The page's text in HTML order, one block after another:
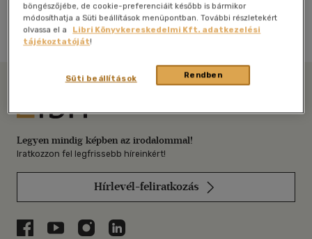
Antikvár könyv (0db)
Legyen mindig képben az irodalommal!
Iratkozzon fel legfrissebb híreinkért!
Hírlevél-feliratkozás
Libri a Facebookon
Libri a Youtube-on
Libri az Instagramon
Libri a LinkedInen
böngészőjébe, de cookie-preferenciáit később is bármikor
módosíthatja a Süti beállítások menüpontban. További részletekért
olvassa el a
Libri Könyvkereskedelmi Kft. adatkezelési
tájékoztatóját!
Rendben
Süti beállítások